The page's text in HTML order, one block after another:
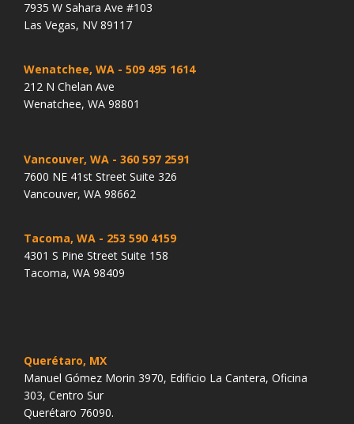
7935 W Sahara Ave #103
Las Vegas, NV 89117
Wenatchee, WA - 509 495 1614
212 N Chelan Ave
Wenatchee, WA 98801
Vancouver, WA - 360 597 2591
7600 NE 41st Street Suite 326
Vancouver, WA 98662
Tacoma, WA - 253 590 4159
4301 S Pine Street Suite 158
Tacoma, WA 98409
Querétaro, MX
Manuel Gómez Morin 3970, Edificio La Cantera, Oficina
303, Centro Sur
Querétaro 76090.